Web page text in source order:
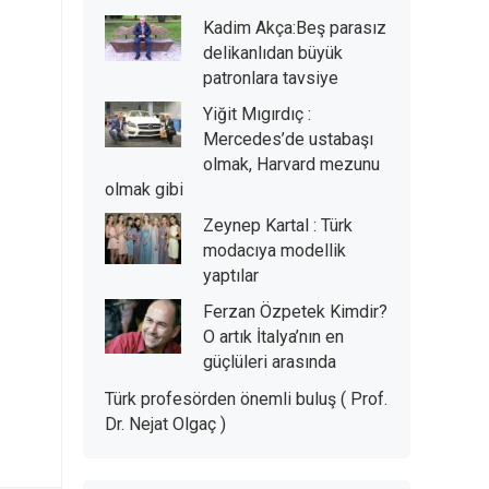
Kadim Akça:Beş parasız
delikanlıdan büyük
patronlara tavsiye
Yiğit Mıgırdıç :
Mercedes’de ustabaşı
olmak, Harvard mezunu
olmak gibi
Zeynep Kartal : Türk
modacıya modellik
yaptılar
Ferzan Özpetek Kimdir?
O artık İtalya’nın en
güçlüleri arasında
Türk profesörden önemli buluş ( Prof.
Dr. Nejat Olgaç )